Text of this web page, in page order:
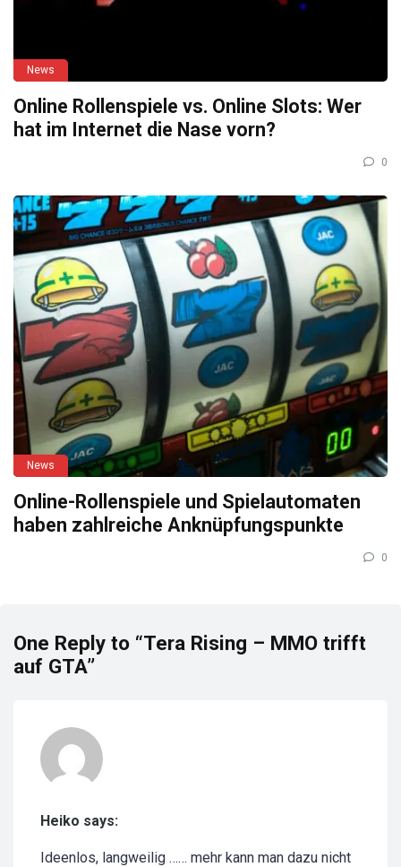
News
Online Rollenspiele vs. Online Slots: Wer
hat im Internet die Nase vorn?
0
News
Online-Rollenspiele und Spielautomaten
haben zahlreiche Anknüpfungspunkte
0
One Reply to “Tera Rising – MMO trifft
auf GTA”
Heiko says:
Ideenlos, langweilig …… mehr kann man dazu nicht